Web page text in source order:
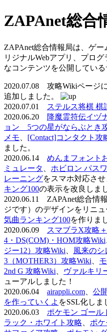
ZAPAnet総合
ZAPAnet総合情報局は、ゲ
リジナルWebアプリ、プロ
なコンテンツを公開している
2020.07.08 攻略Wikiページ
追加しました。
2020.07.01
ステルス将棋 棋
2020.06.20
降魔霊符伝イヅ
ョン 5つの星がならぶとき
メモ
[Contact]コンタクト攻
ました。
2020.06.14 めんまフォント
ミュレータ
ホビロン パス
レーニングをスマホ対応させ
キング100の表示を改良しま
2020.06.11 ZAPAnet総合情
ジです）のデザインをリニュ
気曲ランキング100を作りま
2020.06.09
スマブラX攻略
4・DS(COM)・HOM攻略Wiki
ジー12）攻略Wiki
風来のシ
3（MOTHER3）攻略Wiki
2nd G 攻略Wiki
ヴァルキリ
ューアルしました！
2020.06.04 airappli.com
公
を作っていくよ をSSL化しま
2020.06.03 ポケモン ゴール
ラック・ホワイト攻略
ポ